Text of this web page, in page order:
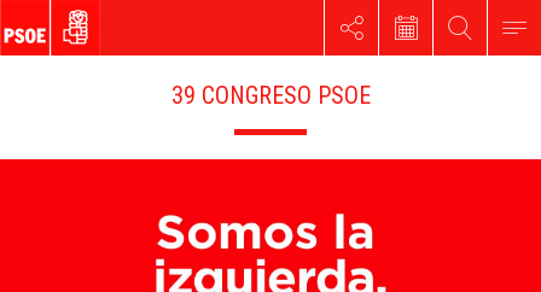
39 CONGRESO PSOE